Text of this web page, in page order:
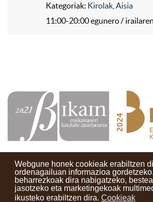
Webgune honek cookieak erabiltzen
ordenagailuan informazioa
beharrezkoak dira nabigatzeko,
jasotzeko eta marketingekoak
ikusteko erabiltzen dira. Cookieak
Kategoriak: Kirolak Aisia
11:00-20:00 egunero /
Kontaktuak Erabilera baldintzak